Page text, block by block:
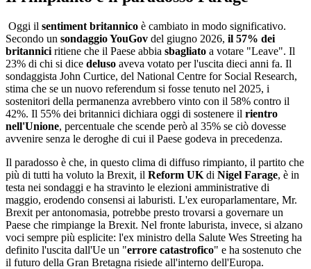
Oggi il sentiment britannico è cambiato in modo significativo.
Secondo un sondaggio YouGov del giugno 2026, il 57% dei
britannici ritiene che il Paese abbia sbagliato a votare "Leave". Il
23% di chi si dice deluso aveva votato per l'uscita dieci anni fa. Il
sondaggista John Curtice, del National Centre for Social Research,
stima che se un nuovo referendum si fosse tenuto nel 2025, i
sostenitori della permanenza avrebbero vinto con il 58% contro il
42%. Il 55% dei britannici dichiara oggi di sostenere il rientro
nell'Unione, percentuale che scende però al 35% se ciò dovesse
avvenire senza le deroghe di cui il Paese godeva in precedenza.
Il paradosso è che, in questo clima di diffuso rimpianto, il partito che
più di tutti ha voluto la Brexit, il Reform UK di Nigel Farage, è in
testa nei sondaggi e ha stravinto le elezioni amministrative di
maggio, erodendo consensi ai laburisti. L'ex europarlamentare, Mr.
Brexit per antonomasia, potrebbe presto trovarsi a governare un
Paese che rimpiange la Brexit. Nel fronte laburista, invece, si alzano
voci sempre più esplicite: l'ex ministro della Salute Wes Streeting ha
definito l'uscita dall'Ue un "errore catastrofico" e ha sostenuto che
il futuro della Gran Bretagna risiede all'interno dell'Europa.